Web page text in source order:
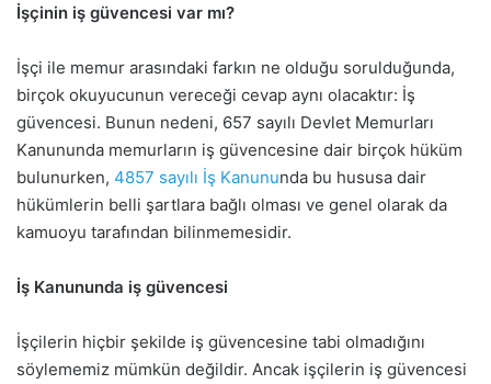
İşçinin iş güvencesi var mı?
İşçi ile memur arasındaki farkın ne olduğu sorulduğunda,
birçok okuyucunun vereceği cevap aynı olacaktır: İş
güvencesi. Bunun nedeni, 657 sayılı Devlet Memurları
Kanununda memurların iş güvencesine dair birçok hüküm
bulunurken, 4857 sayılı İş Kanununda bu hususa dair
hükümlerin belli şartlara bağlı olması ve genel olarak da
kamuoyu tarafından bilinmemesidir.
İş Kanununda iş güvencesi
İşçilerin hiçbir şekilde iş güvencesine tabi olmadığını
söylememiz mümkün değildir. Ancak işçilerin iş güvencesi